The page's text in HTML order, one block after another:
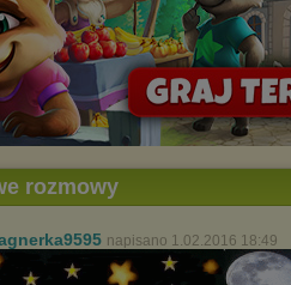
rozmowy
napisano 1.02.2016 18:49